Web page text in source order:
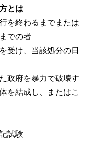
とは
を終わるまでまたは
での者
受け、当該処分の日
政府を暴力で破壊す
を結成し、またはこ
試験